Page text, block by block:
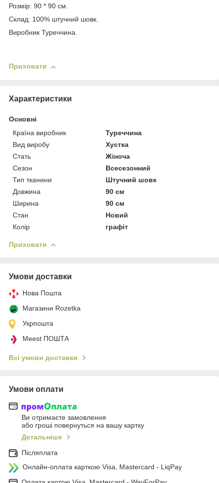
Розмір: 90 * 90 см.
Склад: 100% штучний шовк.
Виробник Туреччина.
Приховати
Характеристики
Основні
Країна виробник
Туреччина
Вид виробу
Хустка
Стать
Жіноча
Сезон
Всесезонний
Тип тканини
Штучний шовк
Довжина
90 см
Ширина
90 см
Стан
Новий
Колір
графіт
Приховати
Умови доставки
Нова Пошта
Магазини Rozetka
Укрпошта
Meest ПОШТА
Всі умови доставки
Умови оплати
Ви отримаєте замовлення
або гроші повернуться на вашу картку
Детальніше
Післяплата
Онлайн-оплата карткою Visa, Mastercard - LiqPay